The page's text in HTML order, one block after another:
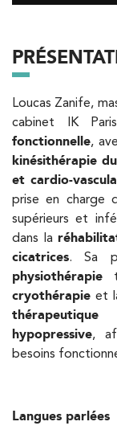
Loucas Zanife,
cabinet IK
fonctionnelle,
kinésithérapie
et cardio-
prise en charge
supérieurs et
dans la
cicatrices. Sa
physiothérapie
cryothérapie et
thérapeutique
hypopressive,
besoins
Langues parlées
Filtrer les
8
801 42
IK Paris
1 Rue
1 Rue
01 42